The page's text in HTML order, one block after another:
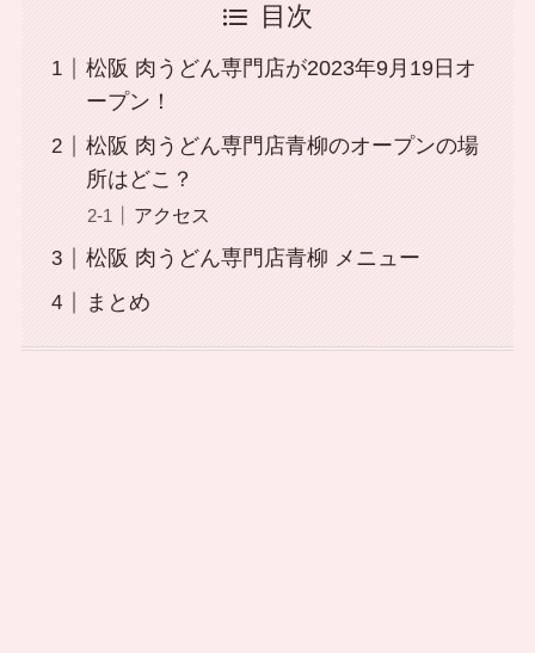
目次
松阪 肉うどん専門店が2023年9月19日オ
ープン！
松阪 肉うどん専門店青柳のオープンの場
所はどこ？
アクセス
松阪 肉うどん専門店青柳 メニュー
まとめ